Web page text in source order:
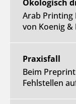
Ökologisch
Arab Printing
von Koenig
Praxisfall
Beim
Fehlstellen